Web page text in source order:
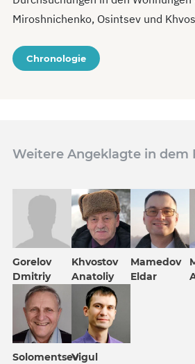
Miroshnichenko, Osintsev und
Chronologie
Weitere Angeklagte in dem
Gorelov
Dmitriy
Khvostov
Anatoliy
Mamedov
Eldar
SolomentsevVigul